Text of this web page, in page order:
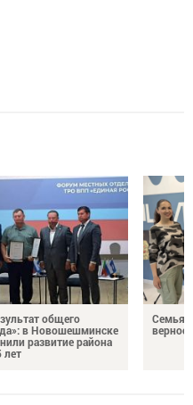
общего
в Новошешминске
развитие района
лет
Семья